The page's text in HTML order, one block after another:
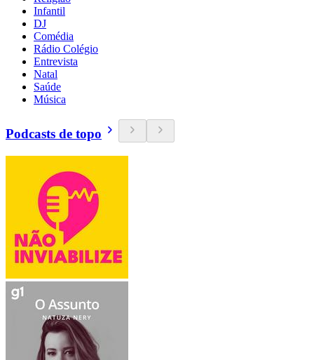
Infantil
DJ
Comédia
Rádio Colégio
Entrevista
Natal
Saúde
Música
Podcasts de topo